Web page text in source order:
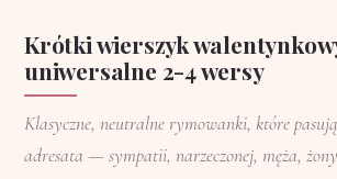
Krótki wierszyk
uniwersalne 2-4 wersy
Klasyczne, neutralne rymowanki, które
adresata — sympatii, narzeczonej, męża,